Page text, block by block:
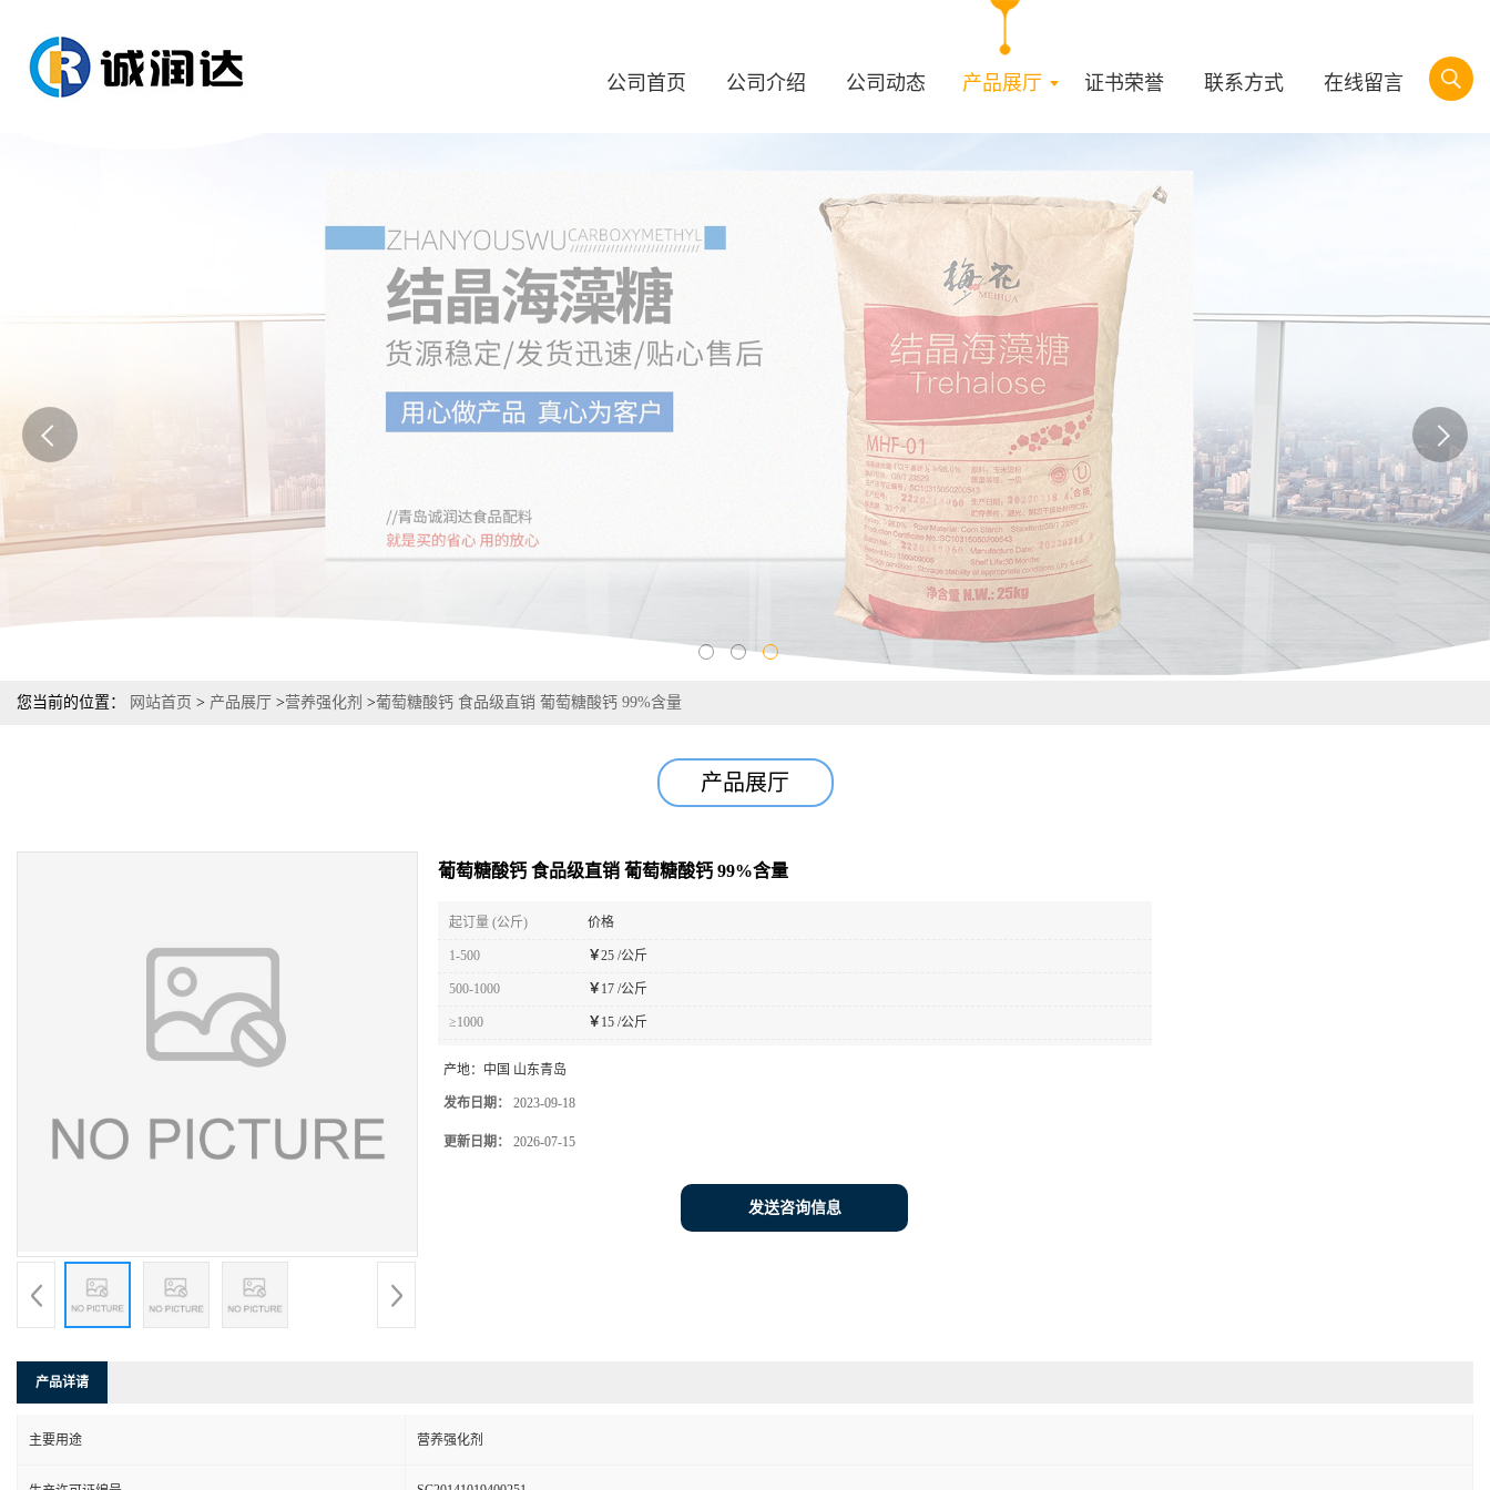
公司首页 公司介绍 公司动态 产品展厅 证书荣誉 联系方式 在线留言
您当前的位置： 网站首页 > 产品展厅 >营养强化剂 >葡萄糖酸钙 食品级直销 葡萄糖酸钙 99%含量
产品展厅
葡萄糖酸钙 食品级直销 葡萄糖酸钙 99%含量
起订量 (公斤) 价格
1-500 ￥25 /公斤
500-1000 ￥ 17 /公斤
≥1000 ￥ 15 /公斤
产地： 中国 山东青岛
发布日期： 2023-09-18
更新日期： 2026-07-15
发送咨询信息
产品详请
主要用途 营养强化剂